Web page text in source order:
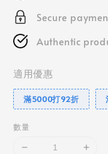
Secure
Authentic
適用優惠
滿5000打92折
數量